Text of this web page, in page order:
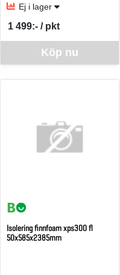
Ej i lager
Köp nu
1 499:- / pkt
SEK per PKT
Isolering finnfoam xps300 fl
50x585x2385mm